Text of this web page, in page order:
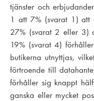
tjänster och
1 att 7% (svarat 1) att
27% (svarat 2 eller 3)
19% (svarat 4)
butikerna utnyttjas,
förtroende till
förhåller sig knappt
ganska eller mycket